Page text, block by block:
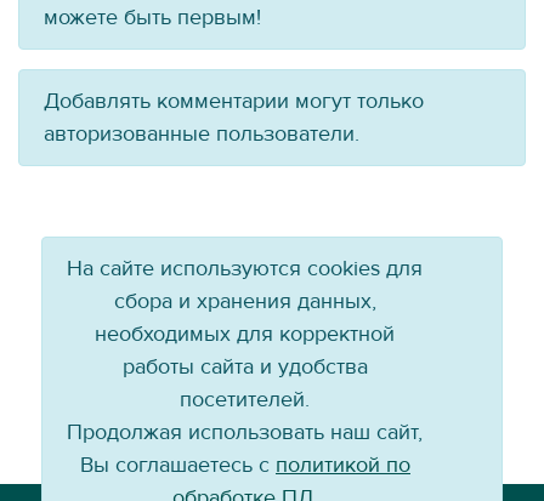
можете быть первым!
Добавлять комментарии могут только
авторизованные пользователи.
На сайте используются cookies для
сбора и хранения данных,
необходимых для корректной
работы сайта и удобства
посетителей.
Продолжая использовать наш сайт,
Вы соглашаетесь с политикой по